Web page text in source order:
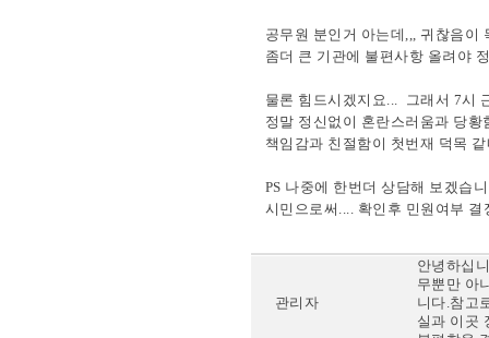
공무원 분인거 아는데,,, 귀찮음이
좀더 큰 기관에 불편사항 올려야
물론 힘드시겠지요... 그래서 7시
정말 정신없이 혼란스러움과 당
책임감과 친절함이 첫번재 덕목
PS 나중에 한번더 상담해 보겠습
시민으로써.... 확인후 민원여부 결
관리자
안녕하십
무뿐만 아
니다.참고
실과 이곳